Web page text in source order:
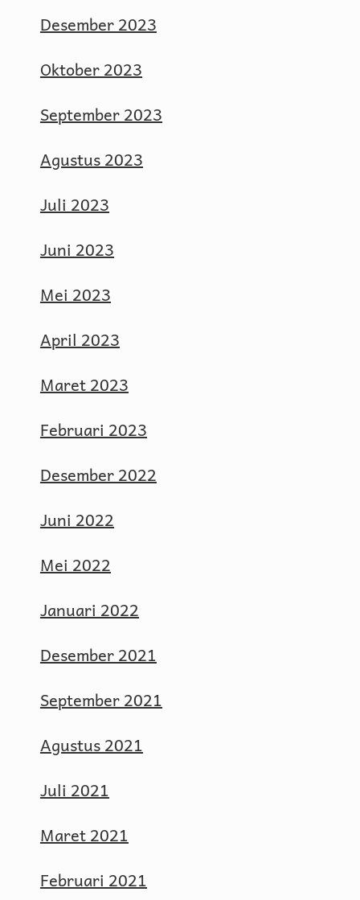
Desember 2023
Oktober 2023
September 2023
Agustus 2023
Juli 2023
Juni 2023
Mei 2023
April 2023
Maret 2023
Februari 2023
Desember 2022
Juni 2022
Mei 2022
Januari 2022
Desember 2021
September 2021
Agustus 2021
Juli 2021
Maret 2021
Februari 2021